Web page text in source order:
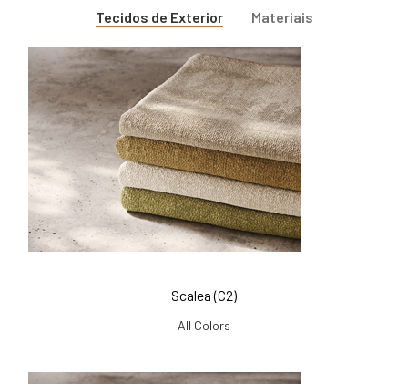
Tecidos de Exterior Materiais
Scalea (C2)
All Colors